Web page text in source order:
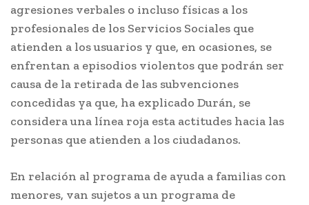
agresiones verbales o incluso físicas a los
profesionales de los Servicios Sociales que
atienden a los usuarios y que, en ocasiones, se
enfrentan a episodios violentos que podrán ser
causa de la retirada de las subvenciones
concedidas ya que, ha explicado Durán, se
considera una línea roja esta actitudes hacia las
personas que atienden a los ciudadanos.
En relación al programa de ayuda a familias con
menores, van sujetos a un programa de